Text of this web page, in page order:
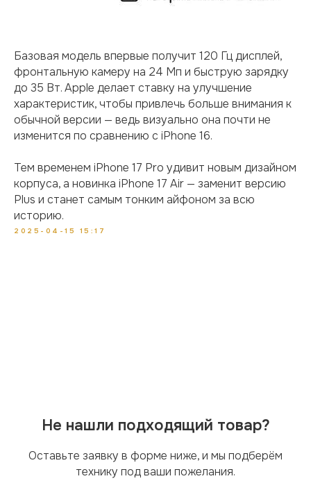
Базовая модель впервые получит 120 Гц дисплей,
фронтальную камеру на 24 Мп и быструю зарядку
до 35 Вт. Apple делает ставку на улучшение
характеристик, чтобы привлечь больше внимания к
обычной версии — ведь визуально она почти не
изменится по сравнению с iPhone 16.
Тем временем iPhone 17 Pro удивит новым дизайном
корпуса, а новинка iPhone 17 Air — заменит версию
Plus и станет самым тонким айфоном за всю
историю.
2025-04-15 15:17
Не нашли подходящий товар?
Оставьте заявку в форме ниже, и мы подберём
технику под ваши пожелания.